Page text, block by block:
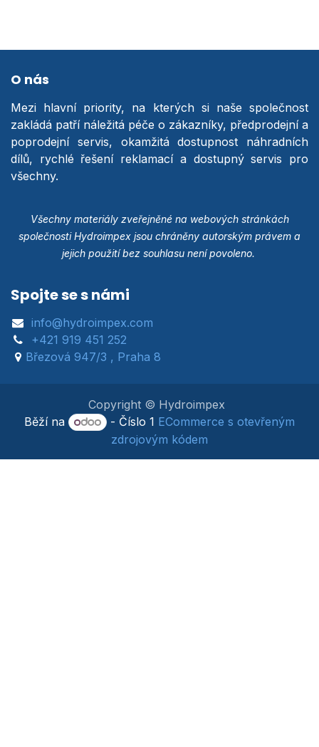
O nás
Mezi hlavní priority, na kterých si naše společnost
zakládá patří náležitá péče o zákazníky, předprodejní a
poprodejní servis, okamžitá dostupnost náhradních
dílů, rychlé řešení reklamací a dostupný servis pro
všechny.
Všechny materiály zveřejněné na webových stránkách
společnosti Hydroimpex jsou chráněny autorským právem a
jejich použití bez souhlasu není povoleno.
Spojte se s námi
info@hydroimpex.com
+421 919 451 252
Březová 947/3 , Praha 8
Copyright © Hydroimpex
Běží na
- Číslo 1 ECommerce s otevřeným
zdrojovým kódem